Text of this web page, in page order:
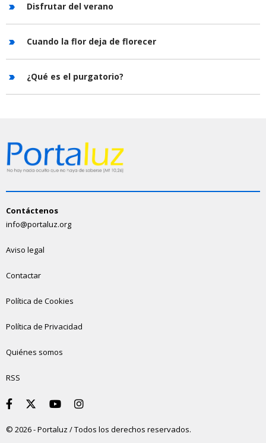
Disfrutar del verano
Cuando la flor deja de florecer
¿Qué es el purgatorio?
Contáctenos
info@portaluz.org
Aviso legal
Contactar
Política de Cookies
Política de Privacidad
Quiénes somos
RSS
© 2026 - Portaluz / Todos los derechos reservados.